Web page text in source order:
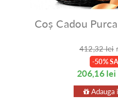
Coș Cadou
412,32 lei
-50%
206,16 lei
Adauga